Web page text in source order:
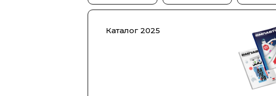
Каталог 2025